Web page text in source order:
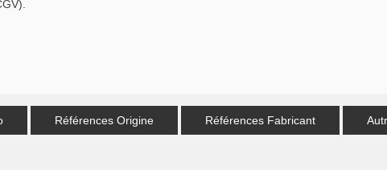
Références Origine Références Fabricant